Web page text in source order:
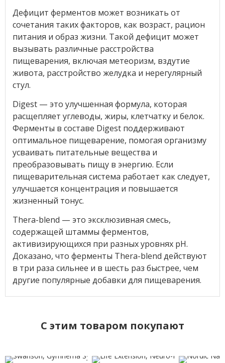
Дефицит ферментов может возникать от
сочетания таких факторов, как возраст, рацион
питания и образ жизни. Такой дефицит может
вызывать различные расстройства
пищеварения, включая метеоризм, вздутие
живота, расстройство желудка и нерегулярный
стул.
Digest — это улучшенная формула, которая
расщепляет углеводы, жиры, клетчатку и белок.
Ферменты в составе Digest поддерживают
оптимальное пищеварение, помогая организму
усваивать питательные вещества и
преобразовывать пищу в энергию. Если
пищеварительная система работает как следует,
улучшается концентрация и повышается
жизненный тонус.
Thera-blend — это эксклюзивная смесь,
содержащей штаммы ферментов,
активизирующихся при разных уровнях pH.
Доказано, что ферменты Thera-blend действуют
в три раза сильнее и в шесть раз быстрее, чем
другие популярные добавки для пищеварения.
C этим товаром покупают